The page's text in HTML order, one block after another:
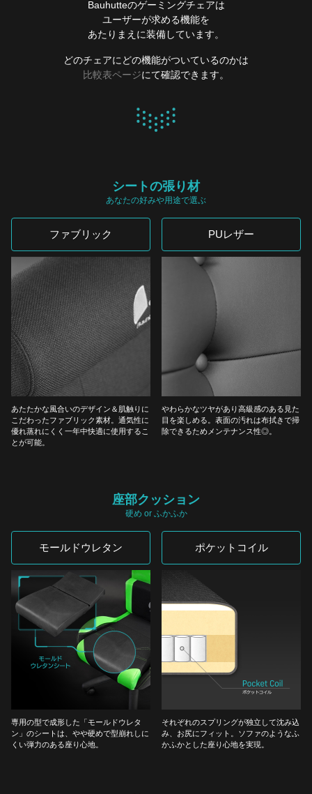
Bauhutteのゲーミングチェアは
ユーザーが求める機能を
あたりまえに装備しています。
どのチェアにどの機能がついているのかは
比較表ページにて確認できます。
シートの張り材
あなたの好みや用途で選ぶ
ファブリック
あたたかな風合いのデザイン＆肌触りに
こだわったファブリック素材。通気性に
優れ蒸れにくく一年中快適に使用するこ
とが可能。
PUレザー
やわらかなツヤがあり高級感のある見た
目を楽しめる。表面の汚れは布拭きで掃
除できるためメンテナンス性◎。
座部クッション
硬め or ふかふか
モールドウレタン
専用の型で成形した「モールドウレタ
ン」のシートは、やや硬めで型崩れしに
くい弾力のある座り心地。
ポケットコイル
それぞれのスプリングが独立して沈み込
み、お尻にフィット。ソファのようなふ
かふかとした座り心地を実現。